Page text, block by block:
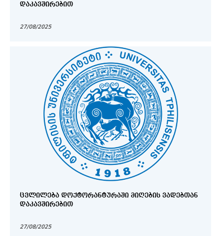
ᲓᲐᲙᲐᲕᲨᲘᲠᲔᲑᲘᲗ
27/08/2025
ᲪᲕᲚᲘᲚᲔᲑᲐ ᲓᲝᲥᲢᲝᲠᲐᲜᲢᲣᲠᲐᲨᲘ ᲛᲘᲦᲔᲑᲘᲡ ᲕᲐᲓᲔᲑᲗᲐᲜ
ᲓᲐᲙᲐᲕᲨᲘᲠᲔᲑᲘᲗ
27/08/2025